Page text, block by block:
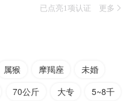
已点亮1项认证 更多
属猴 摩羯座
未婚
70公斤 大专
5~8千